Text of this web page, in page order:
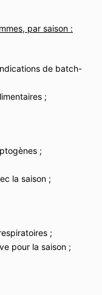
par saison :
de batch-
;
;
la saison ;
;
pour la saison ;